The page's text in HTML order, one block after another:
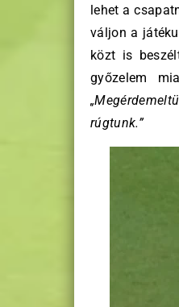
lehet a
váljon a
közt is
győzelem
rúgtunk.”